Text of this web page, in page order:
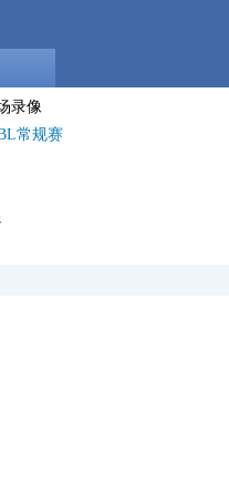
录像
常规赛